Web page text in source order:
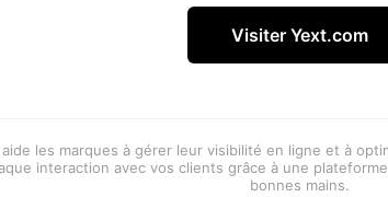
Visiter Yext.com
les marques à gérer leur visibilité en ligne et à
interaction avec vos clients grâce à une
bonnes mains.